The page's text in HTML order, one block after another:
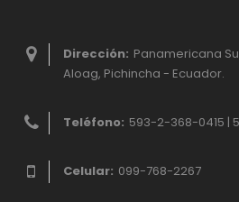
Dirección: Panamericana
Aloag, Pichincha - Ecuador.
Teléfono: 593-2-368-0415 |
Celular: 099-768-2267